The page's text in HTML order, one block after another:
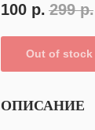
100 р. 299 р.
Out of stock
ОПИСАНИЕ